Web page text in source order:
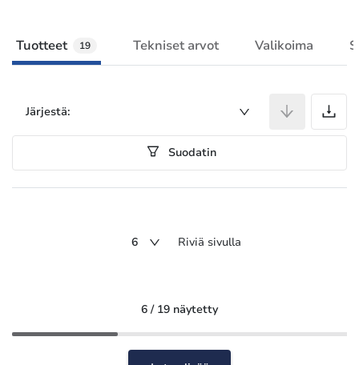
Tuotteet 19 Tekniset arvot Valikoima
Järjestä:
Suodatin
6 Riviä sivulla
6 / 19 näytetty